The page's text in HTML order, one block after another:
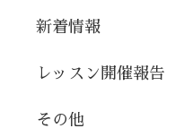
新着情報
レッスン開催報告
その他